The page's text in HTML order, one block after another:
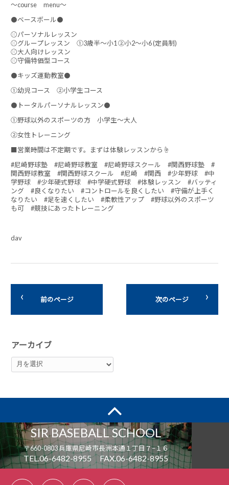
～course menu～
⚫ベースボール⚫
⚾パーソナルレッスン
⚾グループレッスン ①3歳半～小1 ②小2～小6 (定員制)
⚾大人向けレッスン
⚾守備特価型コース
⚫キッズ運動教室⚫
①幼児コース ②小学生コース
⚫トータルパーソナルレッスン⚫
①野球以外のスポーツの方 小学生～大人
②女性トレーニング
■営業時間は不定期です。まずは体験レッスンから☝
#尼崎野球塾 #尼崎野球教室 #尼崎野球スクール #関西野球塾 #
関西野球教室 #関西野球スクール #尼崎 #関西 #少年野球 #中
学野球 #少年硬式野球 #中学硬式野球 #体験レッスン #バッティ
ング #良くなりたい #コントロールを良くしたい #守備が上手く
なりたい #足を速くしたい #柔軟性アップ #野球以外のスポーツ
も可 #競技にあったトレーニング
dav
前のページ 次のページ
アーカイブ
SIR BASEBALL SCHOOL
〒660-0803 兵庫県尼崎市長洲本通１丁目７−１６
TEL.06-6482-8955 FAX.06-6482-8955